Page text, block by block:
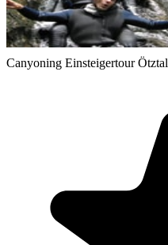
Canyoning Einsteigertour Ötztal